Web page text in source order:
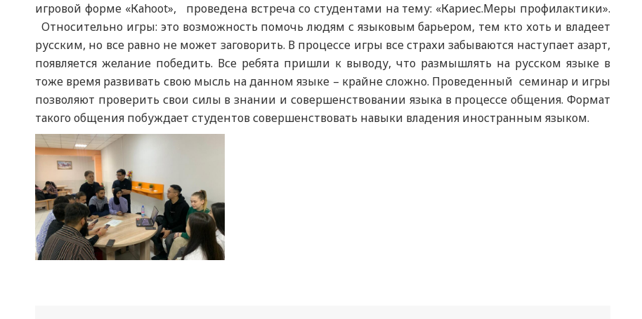
игровой форме «Каhoot», проведена встреча со студентами на тему: «Кариес.Меры профилактики».
Относительно игры: это возможность помочь людям с языковым барьером, тем кто хоть и владеет
русским, но все равно не может заговорить. В процессе игры все страхи забываются наступает азарт,
появляется желание победить. Все ребята пришли к выводу, что размышлять на русском языке в
тоже время развивать свою мысль на данном языке – крайне сложно. Проведенный семинар и игры
позволяют проверить свои силы в знании и совершенствовании языка в процессе общения. Формат
такого общения побуждает студентов совершенствовать навыки владения иностранным языком.